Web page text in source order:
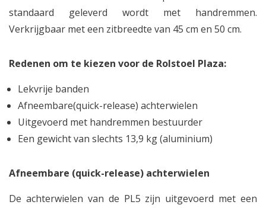
standaard geleverd wordt met handremmen.
Verkrijgbaar met een zitbreedte van 45 cm en 50 cm.
Redenen om te kiezen voor de Rolstoel Plaza:
Lekvrije banden
Afneembare(quick-release) achterwielen
Uitgevoerd met handremmen bestuurder
Een gewicht van slechts 13,9 kg (aluminium)
Afneembare (quick-release) achterwielen
De achterwielen van de PL5 zijn uitgevoerd met een